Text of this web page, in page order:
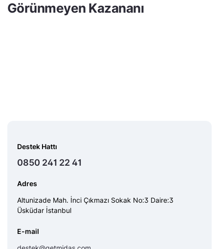
Görünmeyen Kazananı
Destek Hattı
0850 241 22 41
Adres
Altunizade Mah. İnci Çıkmazı Sokak No:3 Daire:3
Üsküdar İstanbul
E-mail